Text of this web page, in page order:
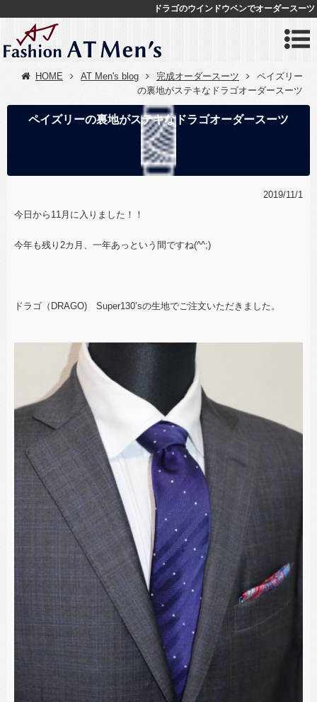
ドラゴのウインドウペンでオーダースーツ
HOME AT Men's blog 完成オーダースーツ
ペイズリー
の裏地がステキなドラゴオーダースーツ
ペイズリーの裏地がステキなドラゴオーダースーツ
2019/11/1
今日から11月に入りました！！
今年も残り2カ月、一年あっという間ですね(^^;)
ドラゴ（DRAGO) Super130’sの生地でご注文いただきました。